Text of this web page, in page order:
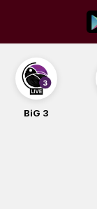
content
BiG 3